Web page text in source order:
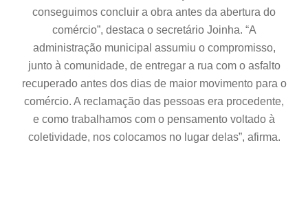
conseguimos concluir a obra antes da abertura do
comércio”, destaca o secretário Joinha. “A
administração municipal assumiu o compromisso,
junto à comunidade, de entregar a rua com o asfalto
recuperado antes dos dias de maior movimento para o
comércio. A reclamação das pessoas era procedente,
e como trabalhamos com o pensamento voltado à
coletividade, nos colocamos no lugar delas”, afirma.